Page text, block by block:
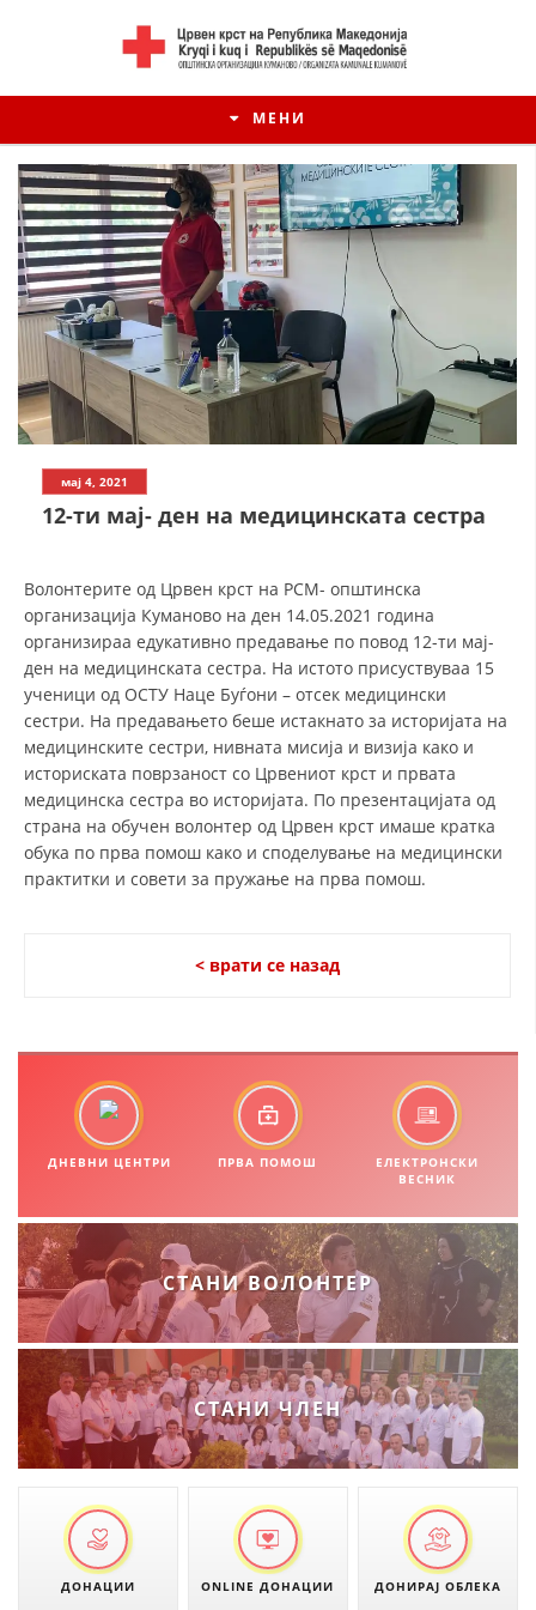
МЕНИ
ИСТОРИЈАТ НА ЦКРМ
ЗАКОН ЗА ЦКРМ
СТАТУТ НА ЦКРМ
MЕЃУНАРОДНО ХУМАНИТАРНО ПРАВО
ПРОМОЦИЈА НА ХУМАНИ ВРЕДНОСТИ
СОЦИЈАЛНО ХУМАНИТАРНА ДЕЈНОСТ
КАКО ДА ДОНИРАТЕ
ПОДГОТВЕНОСТ И ДЕЈСТВО ПРИ КАТАСТРОФИ
ТИМ ЗА ОДГОВОР ПРИ КАТАСТРОФИ ПРИ ООЦК КУМАНОВО
ОДНОСИ СО ЈАВНОСТ
МЕЃУНАРОДНА СОРАБОТКА
ДОГОВОРИ
мај 4, 2021
12-ти мај- ден на медицинската сестра
Волонтерите од Црвен крст на РСМ- општинска
организација Куманово на ден 14.05.2021 година
организираа едукативно предавање по повод 12-ти мај-
ден на медицинската сестра. На истото присуствуваа 15
ученици од ОСТУ Наце Буѓони – отсек медицински
сестри. На предавањето беше истакнато за историјата на
медицинските сестри, нивната мисија и визија како и
историската поврзаност со Црвениот крст и првата
медицинска сестра во историјата. По презентацијата од
страна на обучен волонтер од Црвен крст имаше кратка
обука по прва помош како и споделување на медицински
практитки и совети за пружање на прва помош.
< врати се назад
ДНЕВНИ ЦЕНТРИ ПРВА ПОМОШ
ЕЛЕКТРОНСКИ
ВЕСНИК
СТАНИ ВОЛОНТЕР
СТАНИ ЧЛЕН
ДОНАЦИИ ONLINE ДОНАЦИИ ДОНИРАЈ ОБЛЕКА